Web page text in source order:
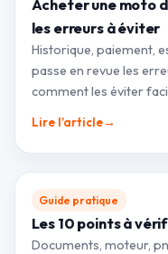
Acheter une moto
les erreurs à éviter
Historique, paiement,
passe en revue les
comment les éviter
Lire l’article→
Guide pratique
Les 10 points à
Documents, moteur,